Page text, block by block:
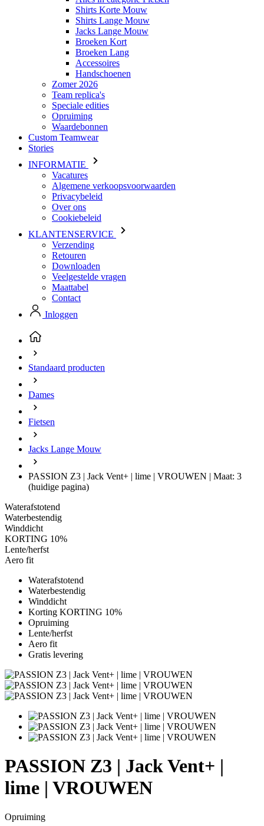
Shirts Korte Mouw
Shirts Lange Mouw
Jacks Lange Mouw
Broeken Kort
Broeken Lang
Accessoires
Handschoenen
Zomer 2026
Team replica's
Speciale edities
Opruiming
Waardebonnen
Custom Teamwear
Stories
INFORMATIE
Vacatures
Algemene verkoopsvoorwaarden
Privacybeleid
Over ons
Cookiebeleid
KLANTENSERVICE
Verzending
Retouren
Downloaden
Veelgestelde vragen
Maattabel
Contact
Inloggen
Standaard producten
Dames
Fietsen
Jacks Lange Mouw
PASSION Z3 | Jack Vent+ | lime | VROUWEN | Maat: 3
(huidige pagina)
Waterafstotend
Waterbestendig
Winddicht
KORTING 10%
Lente/herfst
Aero fit
Waterafstotend
Waterbestendig
Winddicht
Korting KORTING 10%
Opruiming
Lente/herfst
Aero fit
Gratis levering
PASSION Z3 | Jack Vent+ |
lime | VROUWEN
Opruiming